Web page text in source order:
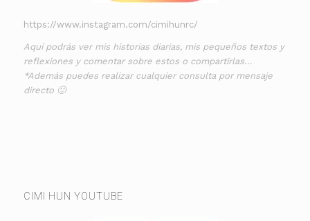
https://www.instagram.com/cimihunrc/
Aquí podrás ver mis historias diarias, mis pequeños textos y
reflexiones y comentar sobre estos o compartirlas…
*Además puedes realizar cualquier consulta por mensaje
directo 🙂
CIMI HUN YOUTUBE